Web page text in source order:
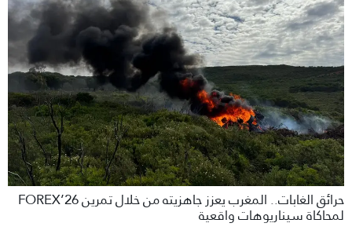
حرائق الغابات.. المغرب يعزز جاهزيته من خلال تمرين FOREX’26
لمحاكاة سيناريوهات واقعية